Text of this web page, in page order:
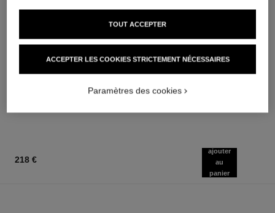
sublimage le soin perfecteur
Base Ultime : Hydrate et
Illumine
(6222,22€/L)
Twist and Spray Flacon
Rechargeable – Essence Eau
(2633,33€/L)
218 €
ajouter
au
panier
ACCEPTER LES COOKIES STRICTEMENT NÉCESSAIRES
TOUT ACCEPTER
Paramètres des cookies